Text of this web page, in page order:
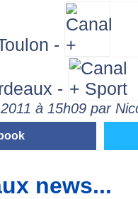
-
-
à 15h09 par
news...